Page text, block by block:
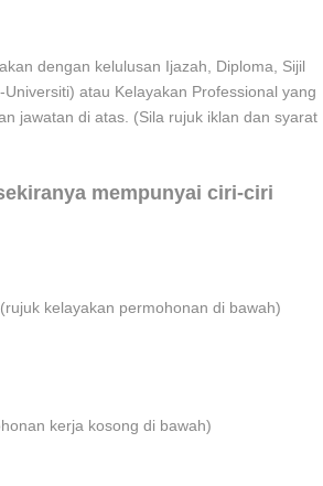
dengan kelulusan Ijazah, Diploma, Sijil
atau Kelayakan Professional yang
jawatan di atas. (Sila rujuk iklan dan syarat
mempunyai ciri-ciri
kelayakan permohonan di bawah)
kerja kosong di bawah)